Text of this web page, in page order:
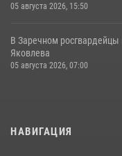
05 августа 2026, 15:50
В Заречном росгвардейцы
Яковлева
05 августа 2026, 07:00
НАВИГАЦИЯ